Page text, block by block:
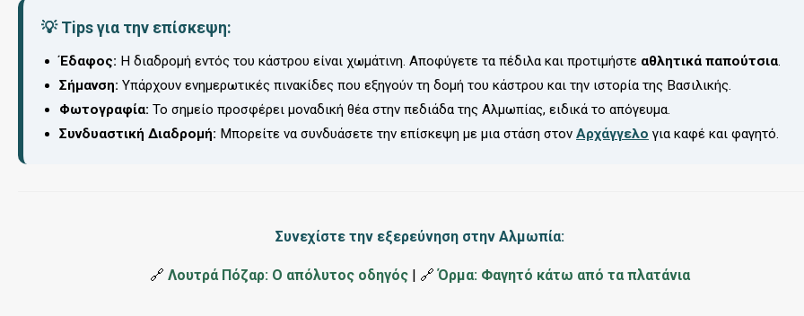
💡 Tips για την επίσκεψη:
Έδαφος: Η διαδρομή εντός του κάστρου είναι χωμάτινη. Αποφύγετε τα πέδιλα και προτιμήστε αθλητικά παπούτσια.
Σήμανση: Υπάρχουν ενημερωτικές πινακίδες που εξηγούν τη δομή του κάστρου και την ιστορία της Βασιλικής.
Φωτογραφία: Το σημείο προσφέρει μοναδική θέα στην πεδιάδα της Αλμωπίας, ειδικά το απόγευμα.
Συνδυαστική Διαδρομή: Μπορείτε να συνδυάσετε την επίσκεψη με μια στάση στον Αρχάγγελο για καφέ και φαγητό.
Συνεχίστε την εξερεύνηση στην Αλμωπία:
🔗 Λουτρά Πόζαρ: Ο απόλυτος οδηγός| 🔗Όρμα: Φαγητό κάτω από τα πλατάνια